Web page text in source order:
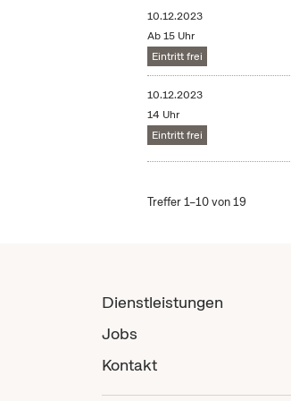
10.12.2023
Ab 15 Uhr
Eintritt frei
10.12.2023
14 Uhr
Eintritt frei
Treffer 1–10 von 19
Dienstleistungen
Jobs
Kontakt